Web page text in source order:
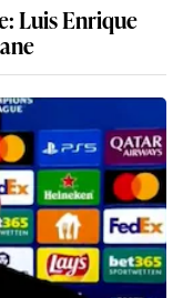
Luis Enrique